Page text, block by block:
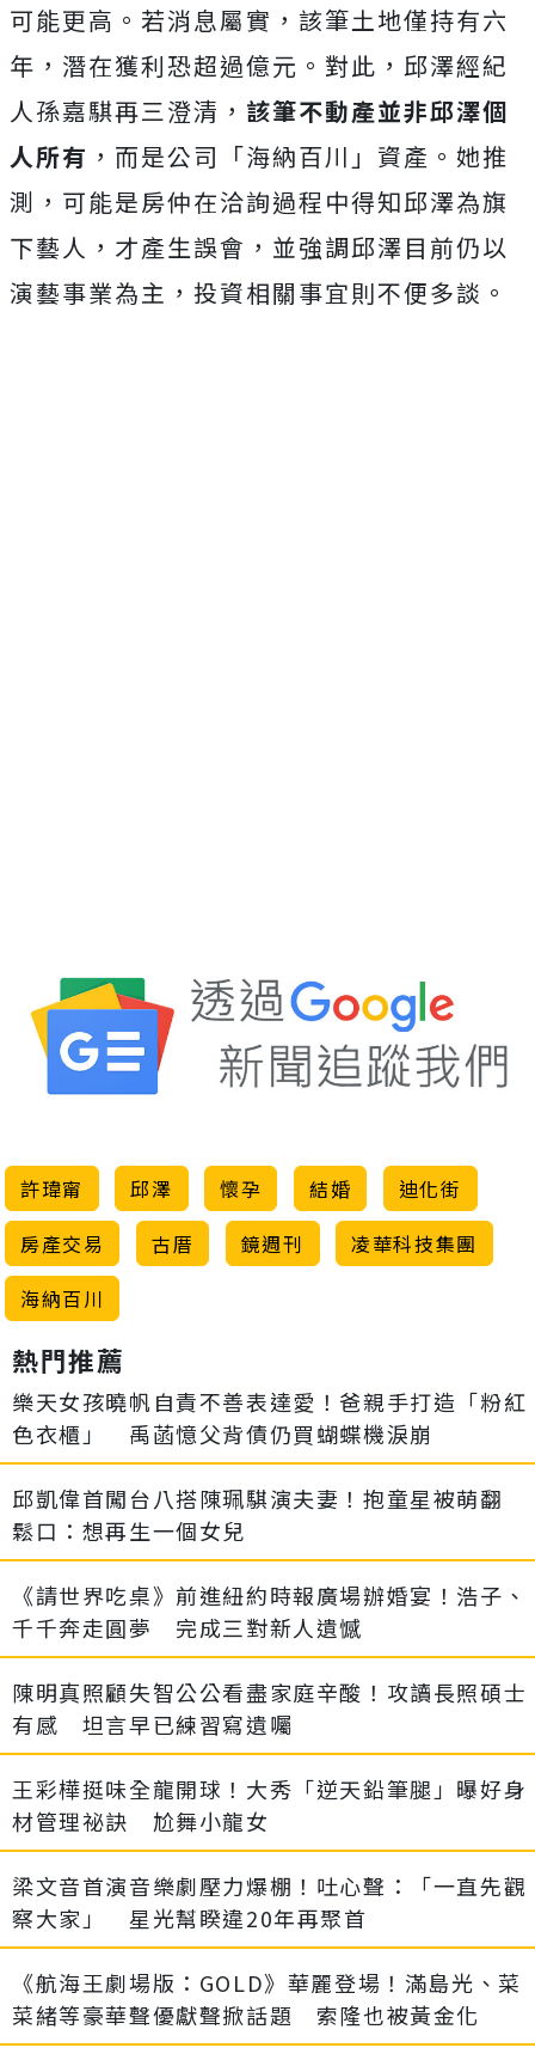
可能更高。若消息屬實，該筆土地僅持有六
年，潛在獲利恐超過億元。 對此，邱澤經紀
人孫嘉騏再三澄清， 該筆不動產並非邱澤個
人所有 ，而是公司「海納百川」資產。 她推
測，可能是房仲在洽詢過程中得知邱澤為旗
下藝人，才產生誤會，並強調邱澤目前仍以
演藝事業為主，投資相關事宜則不便多談。
許瑋甯 邱澤 懷孕 結婚
迪化街
房產交易
古厝 鏡週刊
凌華科技集團
海納百川
熱門推薦
樂天女孩曉帆自責不善表達愛！爸親手打造「粉紅
色衣櫃」 禹菡憶父背債仍買蝴蝶機淚崩
邱凱偉首闖台八搭陳珮騏演夫妻！抱童星被萌翻
鬆口：想再生一個女兒
《請世界吃桌》前進紐約時報廣場辦婚宴！浩子、
千千奔走圓夢 完成三對新人遺憾
陳明真照顧失智公公看盡家庭辛酸！攻讀長照碩士
有感 坦言早已練習寫遺囑
王彩樺挺味全龍開球！大秀「逆天鉛筆腿」曝好身
材管理祕訣 尬舞小龍女
梁文音首演音樂劇壓力爆棚！吐心聲：「一直先觀
察大家」 星光幫睽違20年再聚首
《航海王劇場版：GOLD》華麗登場！滿島光、菜
菜緒等豪華聲優獻聲掀話題 索隆也被黃金化